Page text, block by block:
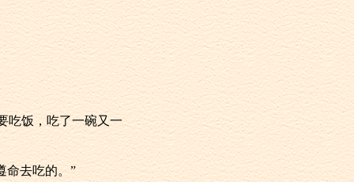
吃饭，吃了一碗又一
命去吃的。”